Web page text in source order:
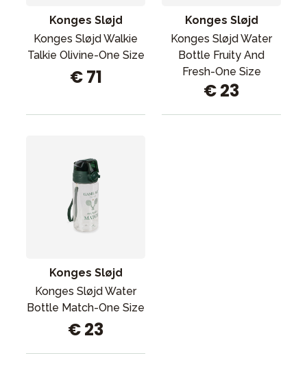
Konges Sløjd
Konges Sløjd Walkie
Talkie Olivine-One Size
€ 71
Konges Sløjd
Konges Sløjd Water
Bottle Fruity And
Fresh-One Size
€ 23
Konges Sløjd
Konges Sløjd Water
Bottle Match-One Size
€ 23